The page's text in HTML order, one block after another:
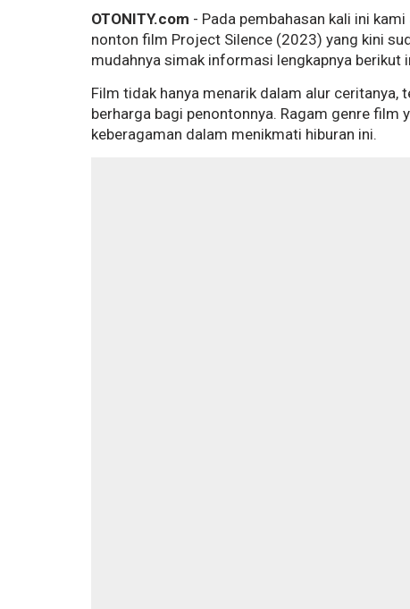
OTONITY.com - Pada pembahasan kali ini
nonton film Project Silence (2023) yang kini
mudahnya simak informasi lengkapnya berikut
Film tidak hanya menarik dalam alur
berharga bagi penontonnya. Ragam genre film
keberagaman dalam menikmati hiburan ini.